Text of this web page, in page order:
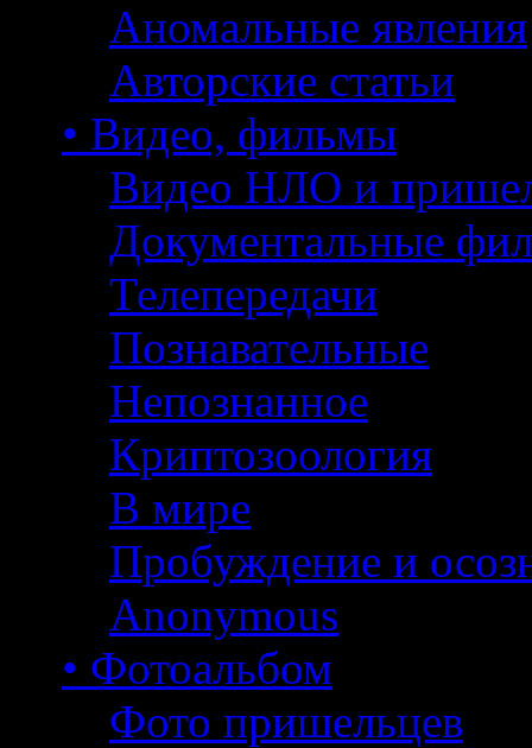
Аномальные явления
Авторские статьи
• Видео, фильмы
Видео НЛО и
Документальные
Телепередачи
Познавательные
Непознанное
Криптозоология
В мире
Пробуждение и
Anonymous
• Фотоальбом
Фото пришельцев